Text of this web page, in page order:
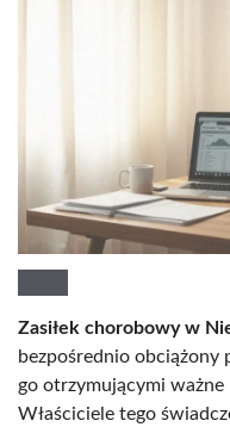
Zasiłek chorobowy w
bezpośrednio obciążony
go otrzymującymi
Właściciele tego